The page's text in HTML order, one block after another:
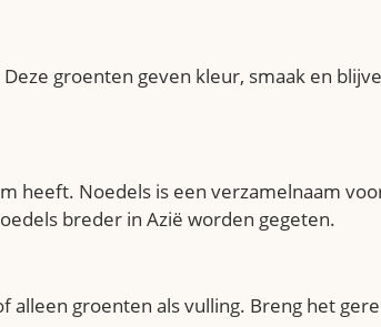
groenten geven kleur, smaak en
Noedels is een verzamelnaam
breder in Azië worden gegeten.
groenten als vulling. Breng het